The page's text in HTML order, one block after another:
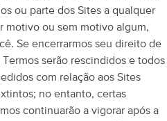
ou parte dos Sites a qualquer
motivo ou sem motivo algum,
Se encerrarmos seu direito de
Termos serão rescindidos e todos
com relação aos Sites
no entanto, certas
continuarão a vigorar após a